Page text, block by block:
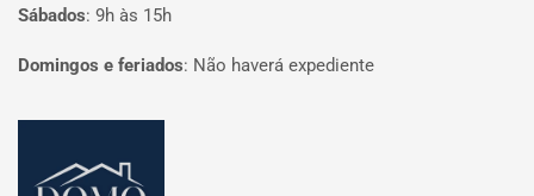
Sábados: 9h às 15h
Domingos e feriados: Não haverá expediente